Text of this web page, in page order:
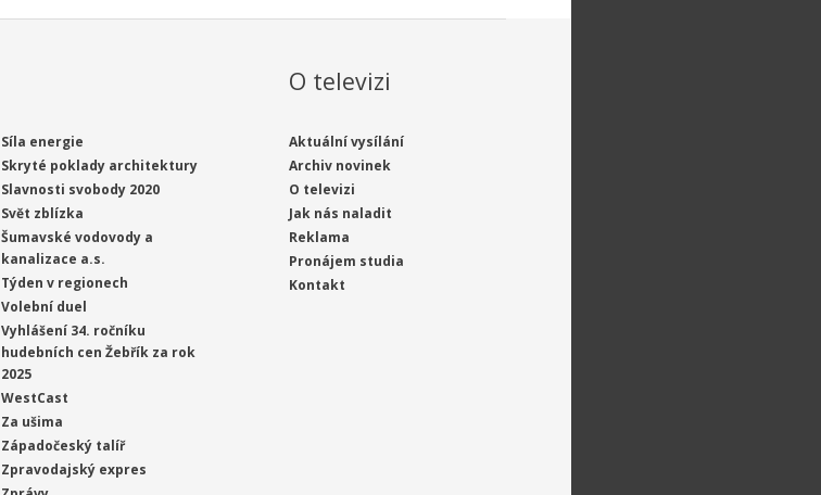
Síla energie
Skryté poklady architektury
Slavnosti svobody 2020
Svět zblízka
Šumavské vodovody a
kanalizace a.s.
Týden v regionech
Volební duel
Vyhlášení 34. ročníku
hudebních cen Žebřík za rok
2025
WestCast
Za ušima
Západočeský talíř
Zpravodajský expres
O televizi
Aktuální vysílání
Archiv novinek
O televizi
Jak nás naladit
Reklama
Pronájem studia
Kontakt